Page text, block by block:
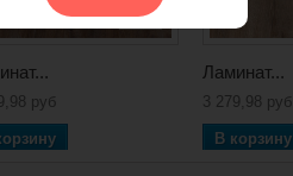
руб
Ламинат...
3 279,98 руб
В корзину